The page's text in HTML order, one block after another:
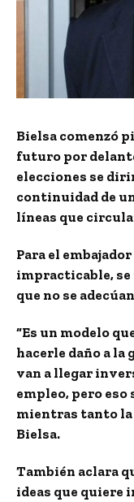
Bielsa comenzó
futuro por
elecciones se
continuidad de
líneas que
Para el
impracticable,
que no se
“Es un modelo
hacerle daño a la
van a llegar
empleo, pero eso
mientras tanto la
Bielsa.
También aclara
ideas que quiere